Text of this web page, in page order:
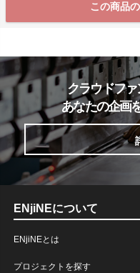
この商品
クラウドファ
あなたの企画
ENjiNEについて
ENjiNEとは
プロジェクトを探す